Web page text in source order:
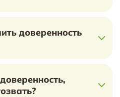
доверенность